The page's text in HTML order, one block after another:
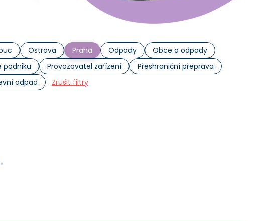
Ostrava Praha Odpady
Obce a odpady
podniku Provozovatel zařízení
Přeshraniční přeprava
odpad Zrušit filtry